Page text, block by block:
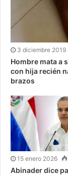
3 diciembre 2019
Hombre mata a
con hija recién
brazos
15 enero 2026
Abinader dice